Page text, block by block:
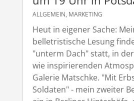
ALLGEMEIN, MARKETING
Heut in eigener Sache:
belletristische Lesung
"unterm Dach" statt, in
wie inspirierenden
Galerie Matschke. "Mit
Soldaten" - mein zweiter